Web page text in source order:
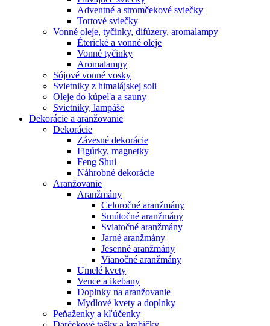
Adventné a stromčekové sviečky
Tortové sviečky
Vonné oleje, tyčinky, difúzery, aromalampy
Éterické a vonné oleje
Vonné tyčinky
Aromalampy
Sójové vonné vosky
Svietniky z himalájskej soli
Oleje do kúpeľa a sauny
Svietniky, lampáše
Dekorácie a aranžovanie
Dekorácie
Závesné dekorácie
Figúrky, magnetky
Feng Shui
Náhrobné dekorácie
Aranžovanie
Aranžmány
Celoročné aranžmány
Smútočné aranžmány
Sviatočné aranžmány
Jarné aranžmány
Jesenné aranžmány
Vianočné aranžmány
Umelé kvety
Vence a ikebany
Doplnky na aranžovanie
Mydlové kvety a doplnky
Peňaženky a kľúčenky